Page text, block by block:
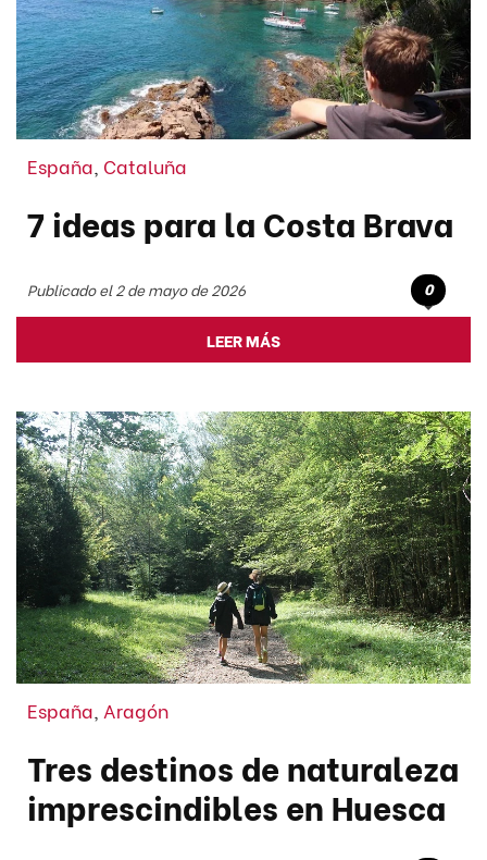
España, Cataluña
7 ideas para la Costa Brava
Publicado el 2 de mayo de 2026 0
LEER MÁS
España, Aragón
Tres destinos de naturaleza
imprescindibles en Huesca